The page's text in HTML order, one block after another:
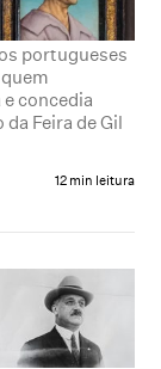
portugueses
concedia
Feira de Gil
12 min leitura